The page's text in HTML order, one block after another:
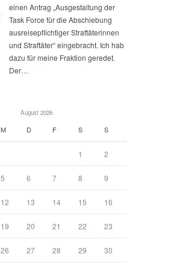
einen Antrag „Ausgestaltung der
Task Force für die Abschiebung
ausreisepflichtiger Straftäterinnen
und Straftäter“ eingebracht. Ich hab
dazu für meine Fraktion geredet.
Der…
August 2026
M D F S S
1 2
5 6 7 8 9
12 13 14 15 16
19 20 21 22 23
26 27 28 29 30